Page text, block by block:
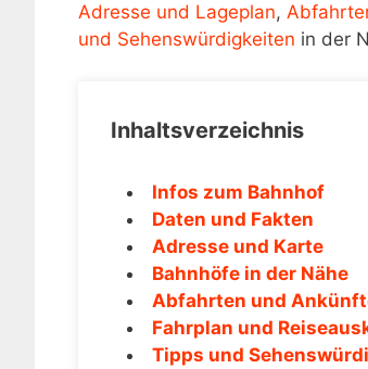
Adresse und Lageplan,
und Sehenswürdigkeiten in der
Inhaltsverzeichnis
Infos zum Bahnhof
Daten und Fakten
Adresse und Karte
Bahnhöfe in der Nähe
Abfahrten und
Fahrplan und
Tipps und